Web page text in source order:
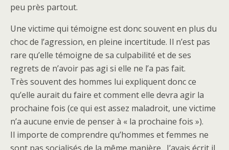
peu près partout.
Une victime qui témoigne est donc souvent en plus du
choc de l’agression, en pleine incertitude. Il n’est pas
rare qu’elle témoigne de sa culpabilité et de ses
regrets de n’avoir pas agi si elle ne l’a pas fait.
Très souvent des hommes lui expliquent donc ce
qu’elle aurait du faire et comment elle devra agir la
prochaine fois (ce qui est assez maladroit, une victime
n’a aucune envie de penser à « la prochaine fois »).
Il importe de comprendre qu’hommes et femmes ne